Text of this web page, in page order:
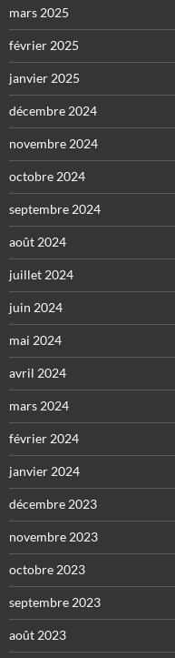
mars 2025
février 2025
janvier 2025
décembre 2024
novembre 2024
octobre 2024
septembre 2024
août 2024
juillet 2024
juin 2024
mai 2024
avril 2024
mars 2024
février 2024
janvier 2024
décembre 2023
novembre 2023
octobre 2023
septembre 2023
août 2023